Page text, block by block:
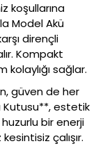
koşullarına
Model Akü
dirençli
Kompakt
sağlar.
güven de her
Kutusu**, estetik
bir enerji
çalışır.